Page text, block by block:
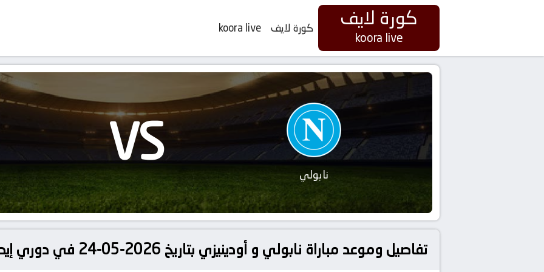
كورة لايف
koora live
كورة لايف koora live
نابولي VS
تفاصيل وموعد مباراة نابولي و أودينيزي بتاريخ 2026-05-24 في دوري إيطاليا, الدوري الإيطالي